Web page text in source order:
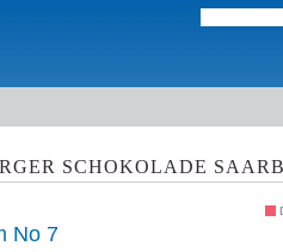
SCHOKOLADE
No 7